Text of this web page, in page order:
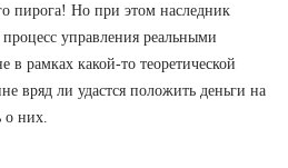
пирога! Но при этом наследник
управления реальными
рамках какой-то теоретической
вряд ли удастся положить деньги на
о них.